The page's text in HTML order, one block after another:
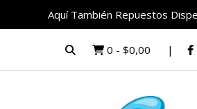
Aquí También Repuestos
0 - $0,00